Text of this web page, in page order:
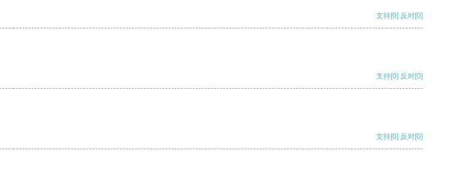
支持[0] 反对[0]
支持[0] 反对[0]
支持[0] 反对[0]